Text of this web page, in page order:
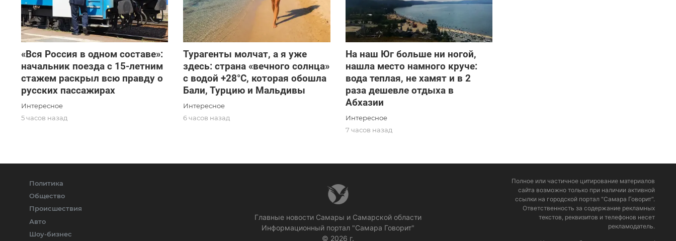
«Вся Россия в одном составе»:
начальник поезда с 15-летним
стажем раскрыл всю правду о
русских пассажирах
Интересное
5 часов назад
Турагенты молчат, а я уже
здесь: страна «вечного солнца»
с водой +28°C, которая обошла
Бали, Турцию и Мальдивы
Интересное
6 часов назад
На наш Юг больше ни ногой,
нашла место намного круче:
вода теплая, не хамят и в 2
раза дешевле отдыха в
Абхазии
Интересное
7 часов назад
Политика
Общество
Происшествия
Авто
Шоу-бизнес
Главные новости Самары и Самарской области
Информационный портал "Самара Говорит"
© 2026 г.
Полное или частичное цитирование материалов
сайта возможно только при наличии активной
ссылки на городской портал "Самара Говорит".
Ответственность за содержание рекламных
текстов, реквизитов и телефонов несет
рекламодатель.